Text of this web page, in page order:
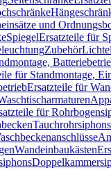
und
SpiegelErsatzteile für
Zubehör
für Standmontage,
Ersatzteile für
für
Wandeinbaukästen